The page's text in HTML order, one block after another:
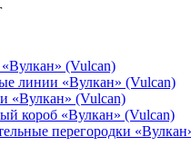
(Vulcan)
линии «Вулкан» (Vulcan)
«Вулкан» (Vulcan)
короб «Вулкан» (Vulcan)
перегородки